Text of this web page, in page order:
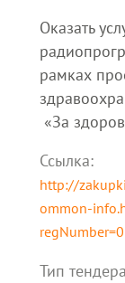
Оказать
рамках
«За
Ссылка:
http://
ommon-
Тип